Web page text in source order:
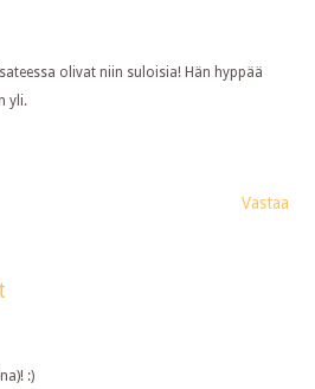
olivat niin suloisia! Hän hyppää
yli.
Vastaa
:)